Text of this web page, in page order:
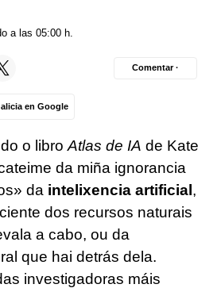
a las 05:00 h.
en Google
Comentar ·
o libro Atlas de IA de Kate
da miña ignorancia
da intelixencia artificial,
dos recursos naturais
a cabo, ou da
que hai detrás dela.
investigadoras máis